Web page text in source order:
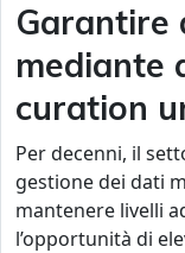
Garantire
mediante
curation
Per decenni, il
gestione dei dati
mantenere livelli
l’opportunità di